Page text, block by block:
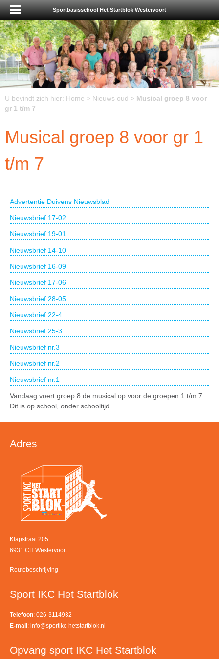
Sportbasisschool Het Startblok Westervoort
U bevindt zich hier: Home > Nieuws oud > Musical groep 8 voor
gr 1 t/m 7
Musical groep 8 voor gr 1
t/m 7
Advertentie Duivens Nieuwsblad
Nieuwsbrief 17-02
Nieuwsbrief 19-01
Nieuwsbrief 14-10
Nieuwsbrief 16-09
Nieuwsbrief 17-06
Nieuwsbrief 28-05
Nieuwsbrief 22-4
Nieuwsbrief 25-3
Nieuwsbrief nr.3
Nieuwsbrief nr.2
Nieuwsbrief nr.1
Vandaag voert groep 8 de musical op voor de groepen 1 t/m 7.
Dit is op school, onder schooltijd.
Adres
Klapstraat 205
6931 CH Westervoort
Routebeschrijving
Sport IKC Het Startblok
Telefoon: 026-3114932
E-mail : info@sportikc-hetstartblok.nl
Opvang sport IKC Het Startblok